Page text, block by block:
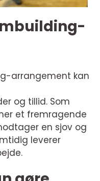
arrangement kan
og tillid. Som
et fremragende
en sjov og
leverer